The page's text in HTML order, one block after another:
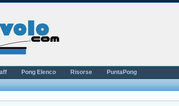
Pong Elenco Risorse PuntaPong